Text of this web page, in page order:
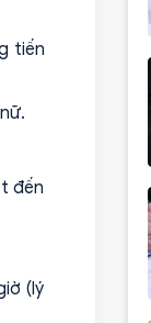
tiến
đến
(lý